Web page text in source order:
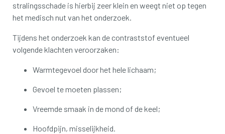
stralingsschade is hierbij zeer klein en weegt niet op tegen
het medisch nut van het onderzoek.
Tijdens het onderzoek kan de contraststof eventueel
volgende klachten veroorzaken:
Warmtegevoel door het hele lichaam;
Gevoel te moeten plassen;
Vreemde smaak in de mond of de keel;
Hoofdpijn, misselijkheid.